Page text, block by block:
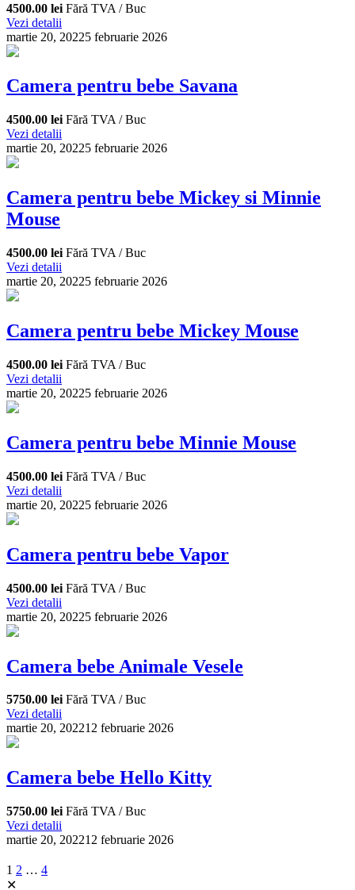
4500.00 lei Fără TVA / Buc
Vezi detalii
martie 20, 20225 februarie 2026
Camera pentru bebe Savana
4500.00 lei Fără TVA / Buc
Vezi detalii
martie 20, 20225 februarie 2026
Camera pentru bebe Mickey si Minnie
Mouse
4500.00 lei Fără TVA / Buc
Vezi detalii
martie 20, 20225 februarie 2026
Camera pentru bebe Mickey Mouse
4500.00 lei Fără TVA / Buc
Vezi detalii
martie 20, 20225 februarie 2026
Camera pentru bebe Minnie Mouse
4500.00 lei Fără TVA / Buc
Vezi detalii
martie 20, 20225 februarie 2026
Camera pentru bebe Vapor
4500.00 lei Fără TVA / Buc
Vezi detalii
martie 20, 20225 februarie 2026
Camera bebe Animale Vesele
5750.00 lei Fără TVA / Buc
Vezi detalii
martie 20, 202212 februarie 2026
Camera bebe Hello Kitty
5750.00 lei Fără TVA / Buc
Vezi detalii
martie 20, 202212 februarie 2026
1 2 … 4
✕